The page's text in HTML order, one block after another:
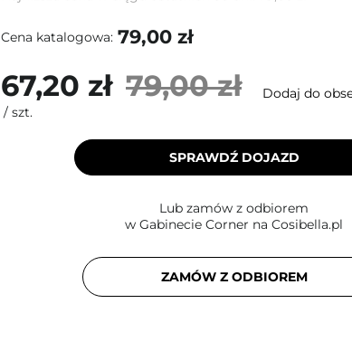
Cena katalogowa: 79,00 zł
67,20 zł 79,00 zł
/ szt.
Dodaj do
SPRAWDŹ DOJAZD
Lub zamów z odbiorem
w Gabinecie Corner na Cosibella.pl
ZAMÓW Z ODBIOREM